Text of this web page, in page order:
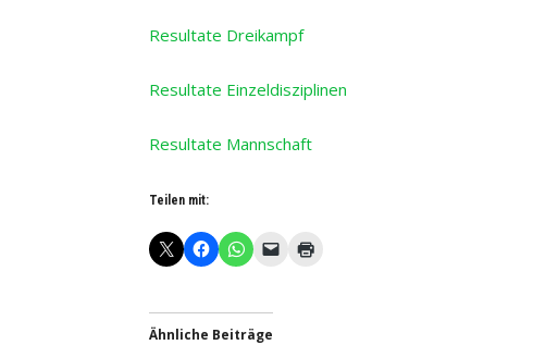
Resultate Dreikampf
Resultate Einzeldisziplinen
Resultate Mannschaft
Teilen mit:
Ähnliche Beiträge